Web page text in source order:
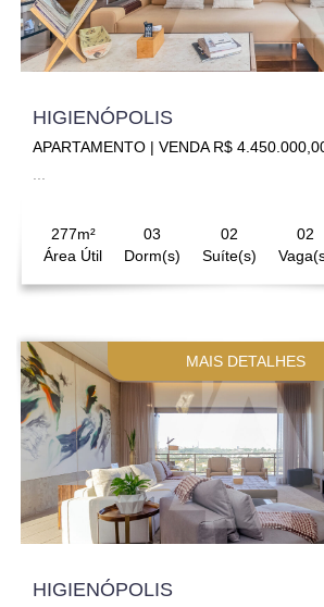
HIGIENÓPOLIS
APARTAMENTO | VENDA R$
277m²
Área Útil
03
Dorm(s)
02
Suíte(s)
02
MAIS DETALHES
HIGIENÓPOLIS